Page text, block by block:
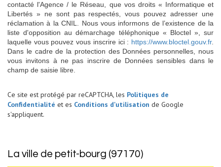
contacté l'Agence / le Réseau, que vos droits « Informatique et
Libertés » ne sont pas respectés, vous pouvez adresser une
réclamation à la CNIL. Nous vous informons de l’existence de la
liste d'opposition au démarchage téléphonique « Bloctel », sur
laquelle vous pouvez vous inscrire ici : https://www.bloctel.gouv.fr.
Dans le cadre de la protection des Données personnelles, nous
vous invitons à ne pas inscrire de Données sensibles dans le
champ de saisie libre.
Ce site est protégé par reCAPTCHA, les Politiques de
Confidentialité et es Conditions d'utilisation de Google
s'appliquent.
la ville de petit-bourg (97170)